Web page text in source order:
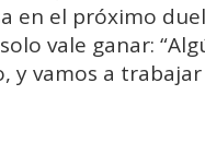
en el próximo
vale ganar:
vamos a trabajar